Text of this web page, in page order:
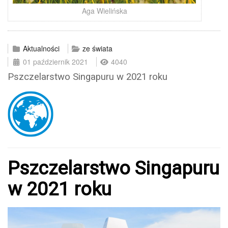
Aga Wielińska
Aktualności
ze świata
01 październik 2021
4040
Pszczelarstwo Singapuru w 2021 roku
Pszczelarstwo Singapuru
w 2021 roku